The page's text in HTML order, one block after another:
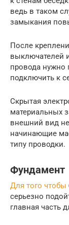
ведь в таком
замыкания
После
выключателей
провода нужно
подключить к
Скрытая
материальных
внешний вид
начинающие
типу проводки.
Фундамент
Для того чтобы
серьезно
главная часть